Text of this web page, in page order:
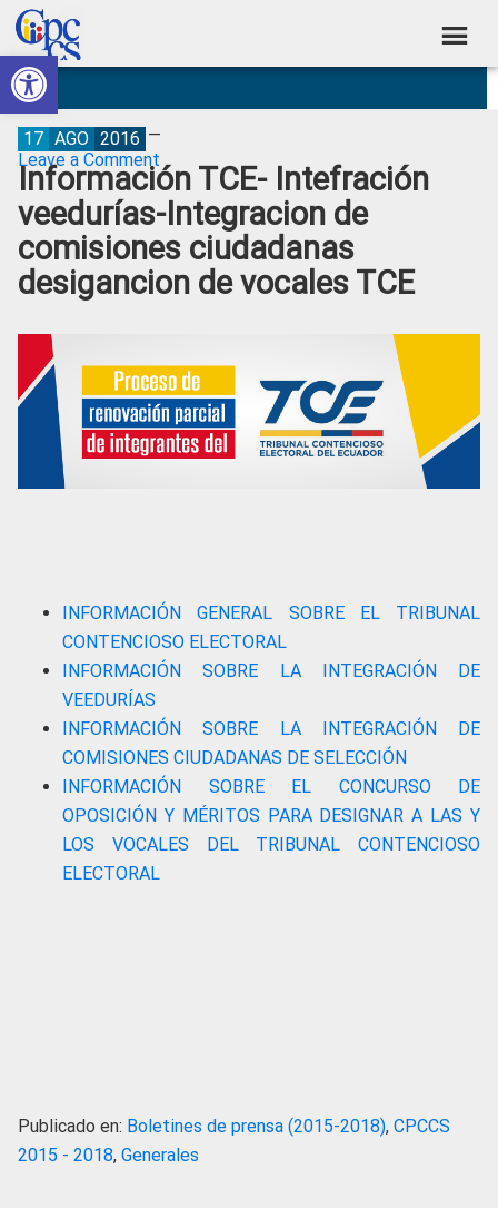
Abrir barra de herramientas
Skip
to
primary
navigation
Skip
to
main
content
Skip
to
primary
sidebar
Skip
to
footer
Consejo
de
Participación
Ciudadana
Control
Social
Construyendo
Poder
Ciudadano
Información TCE- Intefración
veedurías-Integracion de
comisiones ciudadanas
desigancion de vocales TCE
17 AGO 2016
Leave a Comment
INFORMACIÓN GENERAL SOBRE EL TRIBUNAL
CONTENCIOSO ELECTORAL
INFORMACIÓN SOBRE LA INTEGRACIÓN DE
VEEDURÍAS
INFORMACIÓN SOBRE LA INTEGRACIÓN DE
COMISIONES CIUDADANAS DE SELECCIÓN
INFORMACIÓN SOBRE EL CONCURSO DE
OPOSICIÓN Y MÉRITOS PARA DESIGNAR A LAS Y
LOS VOCALES DEL TRIBUNAL CONTENCIOSO
ELECTORAL
Publicado en: Boletines de prensa (2015-2018), CPCCS
2015 - 2018, Generales